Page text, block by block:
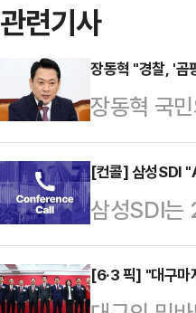
관련기사
장동혁 "경찰, '곰
장동혁 국
대통령과
된 것에 대
주당 정권
북에 "'곰팡
과 정은경
[컨콜] 삼성SDI
삼성SDI는
센터용 에
활용되는
[6·3 픽] "대구마